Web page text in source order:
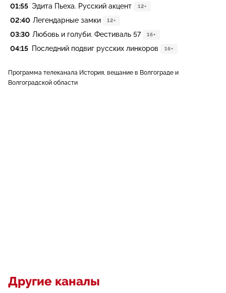
01:55 Эдита Пьеха. Русский акцент 12+
02:40 Легендарные замки 12+
03:30 Любовь и голуби. Фестиваль 57 16+
04:15 Последний подвиг русских линкоров 16+
Программа телеканала История, вещание в Волгограде и
Волгоградской области
Другие каналы